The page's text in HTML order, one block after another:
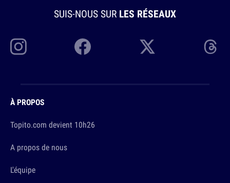
SUIS-NOUS SUR LES RÉSEAUX
À PROPOS
Topito.com devient 10h26
A propos de nous
L'équipe